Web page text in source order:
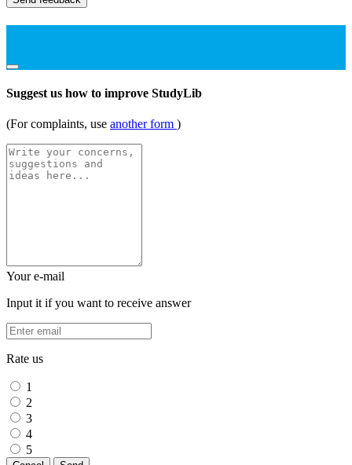
Suggest us how to improve StudyLib
(For complaints, use another form )
Your e-mail
Input it if you want to receive answer
Rate us
1
2
3
4
5